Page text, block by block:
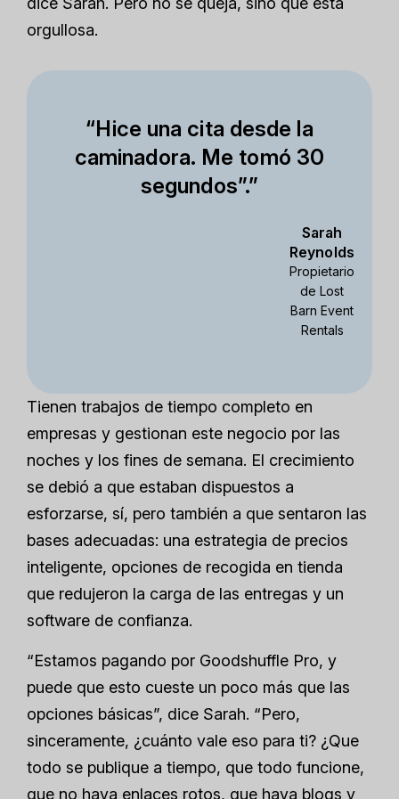
orgullosa.
“Hice una cita desde la
caminadora. Me tomó 30
segundos”.”
Sarah
Reynolds
Propietario
de Lost
Barn Event
Rentals
Tienen trabajos de tiempo completo en
empresas y gestionan este negocio por las
noches y los fines de semana. El crecimiento
se debió a que estaban dispuestos a
esforzarse, sí, pero también a que sentaron las
bases adecuadas: una estrategia de precios
inteligente, opciones de recogida en tienda
que redujeron la carga de las entregas y un
software de confianza.
“Estamos pagando por Goodshuffle Pro, y
puede que esto cueste un poco más que las
opciones básicas”, dice Sarah. “Pero,
sinceramente, ¿cuánto vale eso para ti? ¿Que
todo se publique a tiempo, que todo funcione,
que no haya enlaces rotos, que haya blogs y